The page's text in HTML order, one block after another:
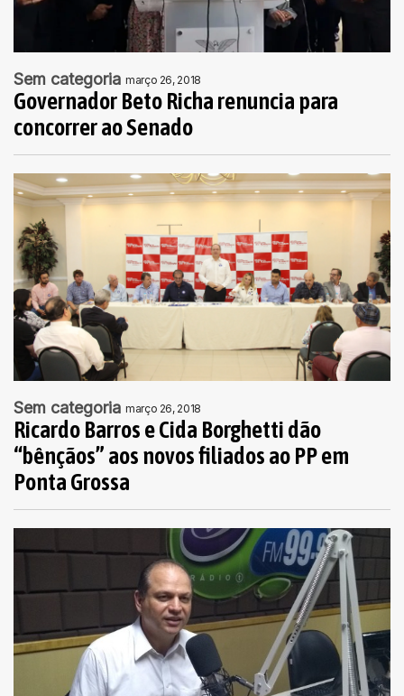
Sem categoria março 26, 2018
Governador Beto Richa renuncia para
concorrer ao Senado
Sem categoria março 26, 2018
Ricardo Barros e Cida Borghetti dão
“bênçãos” aos novos filiados ao PP em
Ponta Grossa